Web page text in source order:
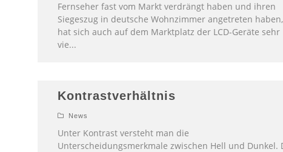
Fernseher fast vom Markt verdrängt haben und ihren
Siegeszug in deutsche Wohnzimmer angetreten haben,
hat sich auch auf dem Marktplatz der LCD-Geräte sehr
vie...
Kontrastverhältnis
News
Unter Kontrast versteht man die
Unterscheidungsmerkmale zwischen Hell und Dunkel.